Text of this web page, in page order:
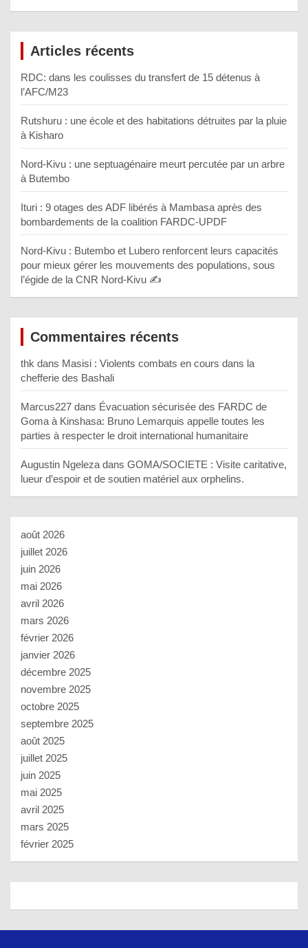
Articles récents
RDC: dans les coulisses du transfert de 15 détenus à
l’AFC/M23
Rutshuru : une école et des habitations détruites par la pluie
à Kisharo
Nord-Kivu : une septuagénaire meurt percutée par un arbre
à Butembo
Ituri : 9 otages des ADF libérés à Mambasa après des
bombardements de la coalition FARDC-UPDF
Nord-Kivu : Butembo et Lubero renforcent leurs capacités
pour mieux gérer les mouvements des populations, sous
l’égide de la CNR Nord-Kivu ✍️
Commentaires récents
thk dans Masisi : Violents combats en cours dans la
chefferie des Bashali
Marcus227 dans Évacuation sécurisée des FARDC de
Goma à Kinshasa: Bruno Lemarquis appelle toutes les
parties à respecter le droit international humanitaire
Augustin Ngeleza dans GOMA/SOCIETE : Visite caritative,
lueur d’espoir et de soutien matériel aux orphelins.
août 2026
juillet 2026
juin 2026
mai 2026
avril 2026
mars 2026
février 2026
janvier 2026
décembre 2025
novembre 2025
octobre 2025
septembre 2025
août 2025
juillet 2025
juin 2025
mai 2025
avril 2025
mars 2025
février 2025